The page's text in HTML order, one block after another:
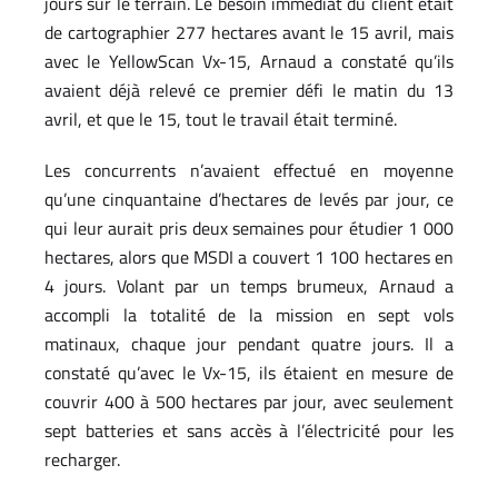
de cartographier 277 hectares avant le 15 avril, mais
avec le YellowScan Vx-15, Arnaud a constaté qu’ils
avaient déjà relevé ce premier défi le matin du 13
avril, et que le 15, tout le travail était terminé.
Les concurrents n’avaient effectué en moyenne
qu’une cinquantaine d’hectares de levés par jour, ce
qui leur aurait pris deux semaines pour étudier 1 000
hectares, alors que MSDI a couvert 1 100 hectares en
4 jours. Volant par un temps brumeux, Arnaud a
accompli la totalité de la mission en sept vols
matinaux, chaque jour pendant quatre jours. Il a
constaté qu’avec le Vx-15, ils étaient en mesure de
couvrir 400 à 500 hectares par jour, avec seulement
sept batteries et sans accès à l’électricité pour les
recharger.